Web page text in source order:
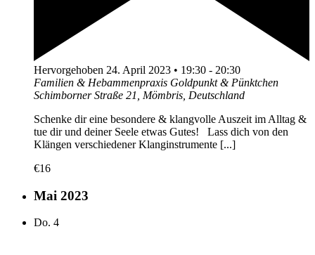
Hervorgehoben 24. April 2023 • 19:30 - 20:30
Familien & Hebammenpraxis Goldpunkt & Pünktchen
Schimborner Straße 21, Mömbris, Deutschland
Schenke dir eine besondere & klangvolle Auszeit im Alltag &
tue dir und deiner Seele etwas Gutes! Lass dich von den
Klängen verschiedener Klanginstrumente [...]
€16
Mai 2023
Do. 4